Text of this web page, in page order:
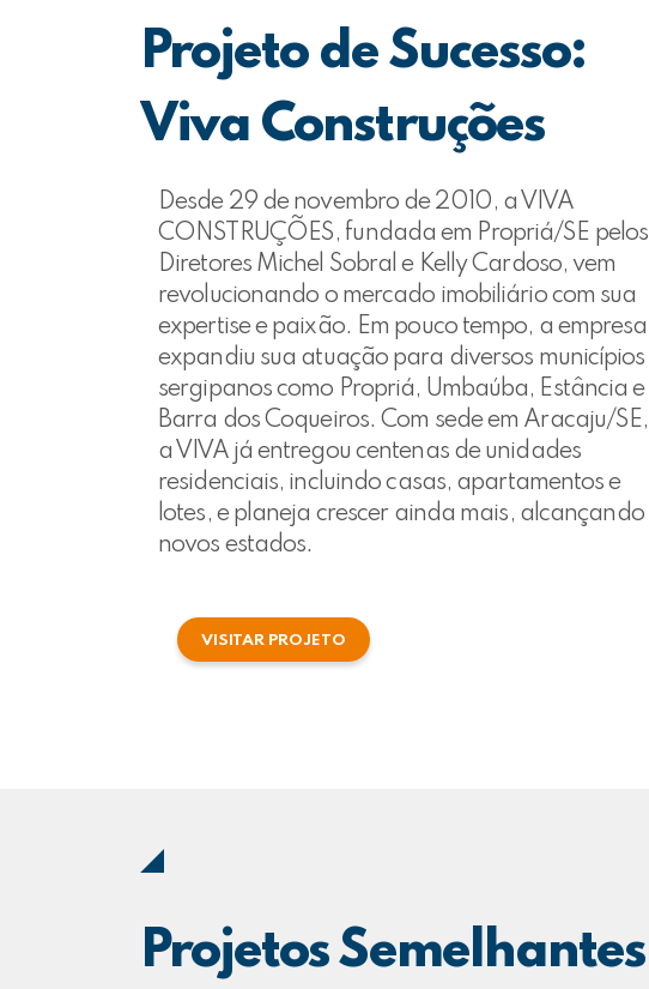
Projeto de Sucesso:
Viva Construções
Desde 29 de novembro de 2010, a VIVA
CONSTRUÇÕES, fundada em Propriá/SE pelos
Diretores Michel Sobral e Kelly Cardoso, vem
revolucionando o mercado imobiliário com sua
expertise e paixão. Em pouco tempo, a empresa
expandiu sua atuação para diversos municípios
sergipanos como Propriá, Umbaúba, Estância e
Barra dos Coqueiros. Com sede em Aracaju/SE,
a VIVA já entregou centenas de unidades
residenciais, incluindo casas, apartamentos e
lotes, e planeja crescer ainda mais, alcançando
novos estados.
VISITAR PROJETO
Projetos Semelhantes